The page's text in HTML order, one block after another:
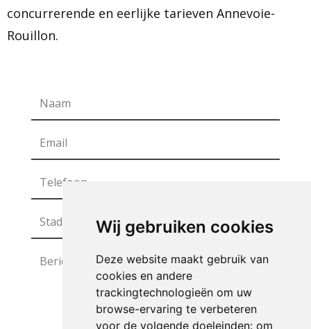
Wij gebruiken cookies
Deze website maakt gebruik van
cookies en andere
trackingtechnologieën om uw
browse-ervaring te verbeteren
voor de volgende doeleinden: om
concurrerende en eerlijke tarieven Annevoie-
Rouillon.